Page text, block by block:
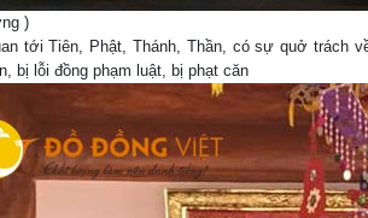
)
tới Tiên, Phật, Thánh, Thần, có sự quở
bị lỗi đồng phạm luật, bị phạt căn